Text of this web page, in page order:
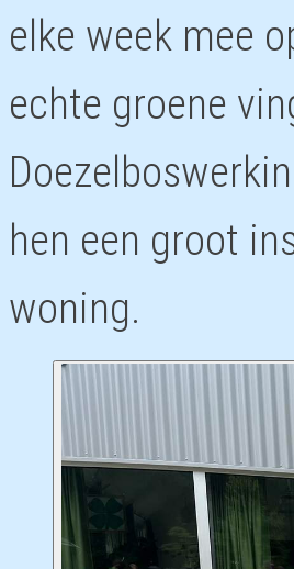
elke week mee
echte groene
hen een groot
woning.